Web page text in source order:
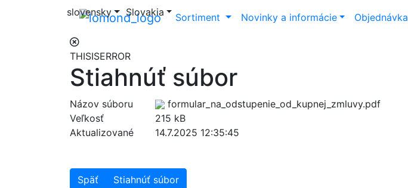
slovensky Slovakia Sortiment Novinky a informácie Objednávka
THISISERROR
Stiahnúť súbor
Názov súboru
formular_na_odstupenie_od_kupnej_zmluvy.pdf
Veľkosť
215 kB
Aktualizované
14.7.2025 12:35:45
Späť Stiahnúť súbor